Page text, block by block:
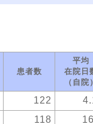
患者数
平均
在院日
（自院
122
118